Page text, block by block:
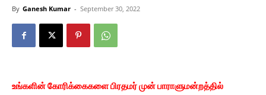
By Ganesh Kumar - September 30, 2022
உங்களின் கோரிக்கைகளை பிரதமர் முன் பாராளுமன்றத்தில்